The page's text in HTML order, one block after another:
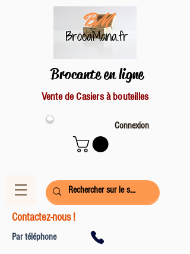
Brocante en ligne
Vente de Casiers à bouteilles
Connexion
Contactez-nous !
Par téléphone